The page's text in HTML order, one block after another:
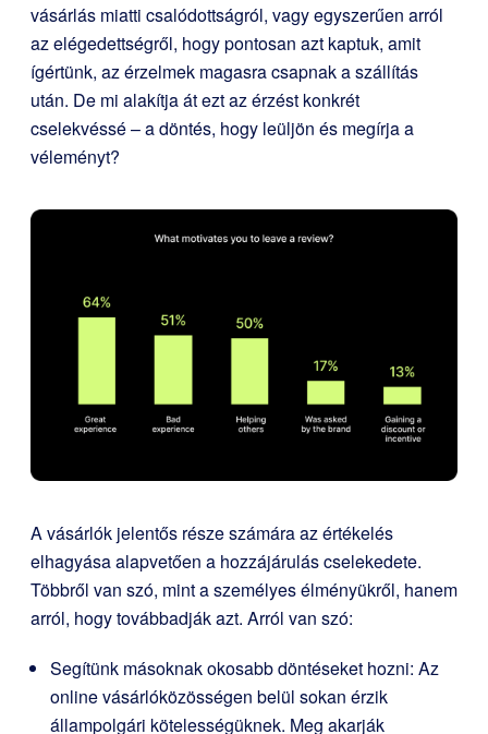
vásárlás miatti csalódottságról, vagy egyszerűen arról
az elégedettségről, hogy pontosan azt kaptuk, amit
ígértünk, az érzelmek magasra csapnak a szállítás
után. De mi alakítja át ezt az érzést konkrét
cselekvéssé – a döntés, hogy leüljön és megírja a
véleményt?
A vásárlók jelentős része számára az értékelés
elhagyása alapvetően a hozzájárulás cselekedete.
Többről van szó, mint a személyes élményükről, hanem
arról, hogy továbbadják azt. Arról van szó:
Segítünk másoknak okosabb döntéseket hozni: Az
online vásárlóközösségen belül sokan érzik
állampolgári kötelességüknek. Meg akarják